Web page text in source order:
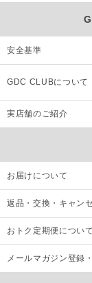
安全基準
GDC CLUBについて
実店舗のご紹介
お届けについて
返品・交換・キャン
おトク定期便について
メールマガジン登録